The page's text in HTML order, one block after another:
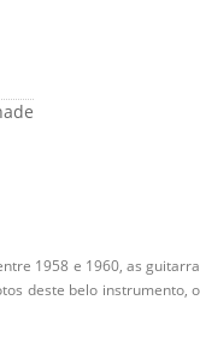
1958 e 1960, as
deste belo instrumento,